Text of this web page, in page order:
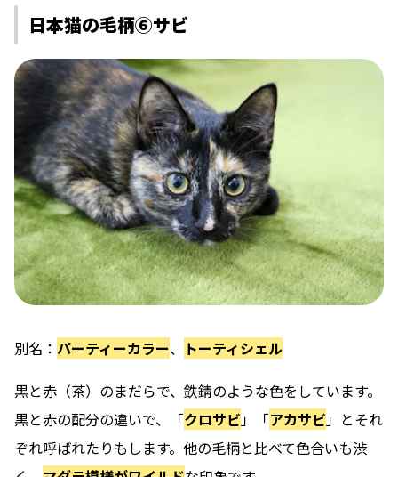
日本猫の毛柄⑥サビ
別名： パーティーカラー、 トーティシェル
黒と赤（茶）のまだらで、鉄錆のような色をしています。
黒と赤の配分の違いで、「クロサビ」「アカサビ」とそれ
ぞれ呼ばれたりもします。他の毛柄と比べて色合いも渋